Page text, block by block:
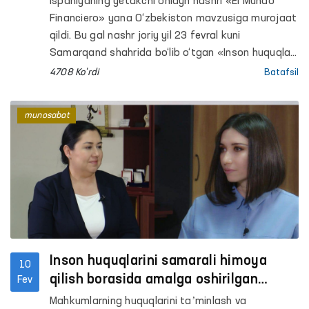
Financiero» yana O‘zbekiston mavzusiga murojaat
qildi. Bu gal nashr joriy yil 23 fevral kuni
Samarqand shahrida bo‘lib o‘tgan «Inson huquqlari
va erkinliklarining ishonchli himoyasi borasida
konferensiya tafsilotlarini qalamga oldi. “Inson
huquqlari va erkinliklarini ishonchli himoya qilish
sohasidagi o‘zaro hamkorlik” sarlavhasi bilan chop
etilgan materialda “O‘zbekistonda Prezident
Shavkat Mirziyoyevning siyosiy irodasi, davlat va
jamiyatni demokratlashtirish borasida keng
ko‘lamli islohotlar, demokratik institutlar barpo
etilishi hamda Ombudsman faoliyati
4708 Ko'rdi Batafsil
10
Fev
Inson huquqlarini samarali himoya
qilish borasida amalga oshirilgan
islohotlar va unda Ombudsman
Mahkumlarning huquqlarini taʼminlash va
munosabat